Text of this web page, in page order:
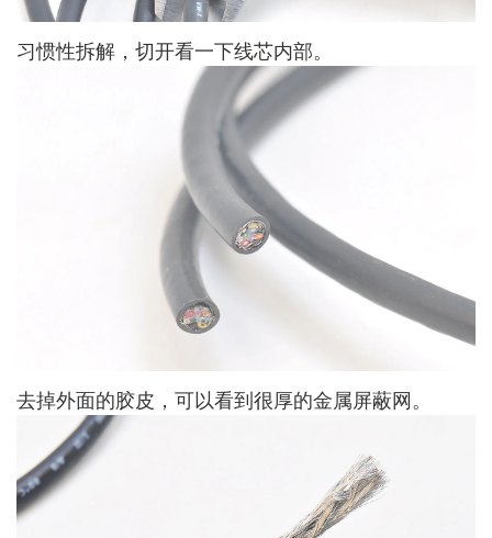
习惯性拆解，切开看一下线芯内部。
去掉外面的胶皮，可以看到很厚的金属屏蔽网。